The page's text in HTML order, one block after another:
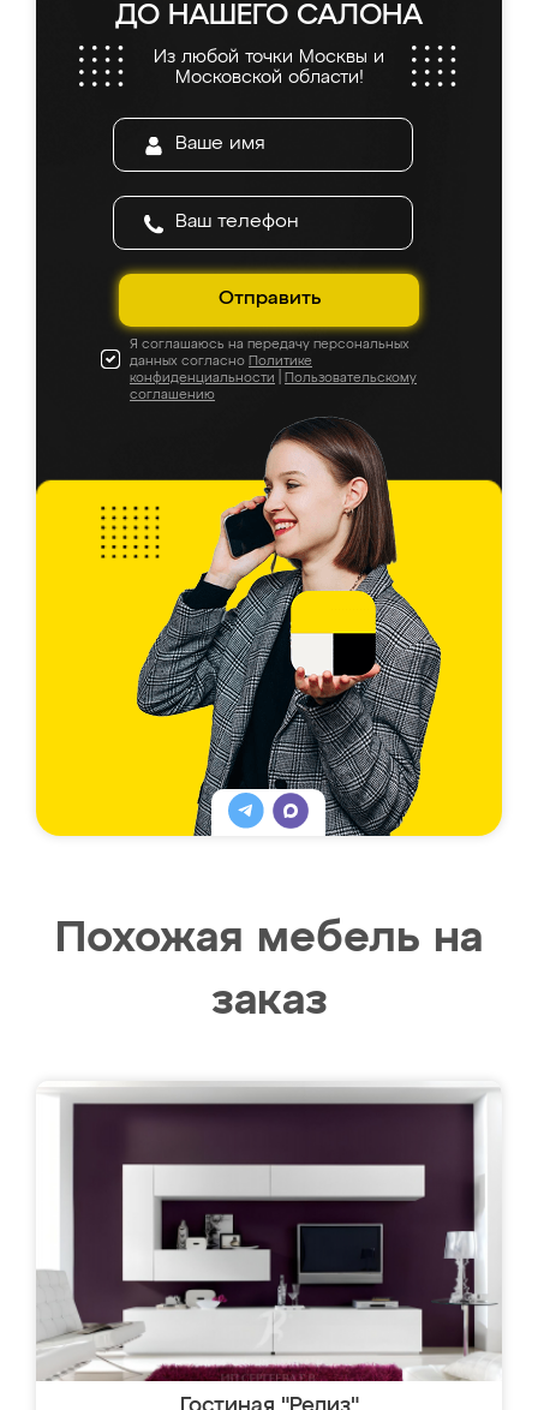
ДО НАШЕГО САЛОНА
Из любой точки Москвы и
Московской области!
Отправить
Я соглашаюсь на передачу персональных
данных согласно Политике
конфиденциальности
Пользовательскому
соглашению
Похожая мебель на
заказ